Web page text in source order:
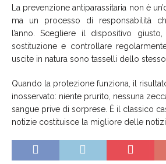
La prevenzione antiparassitaria non è
ma un processo di responsabilità
l’anno. Scegliere il dispositivo
sostituzione e controllare
uscite in natura sono tasselli dello
Quando la protezione funziona, il
inosservato: niente prurito, nessuna
sangue prive di sorprese. È il classico
notizie costituisce la migliore delle